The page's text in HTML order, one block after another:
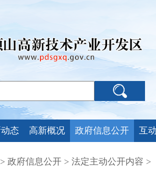
态 高新概况 政府信息公开 互
> 政府信息公开 > 法定主动公开内容 >